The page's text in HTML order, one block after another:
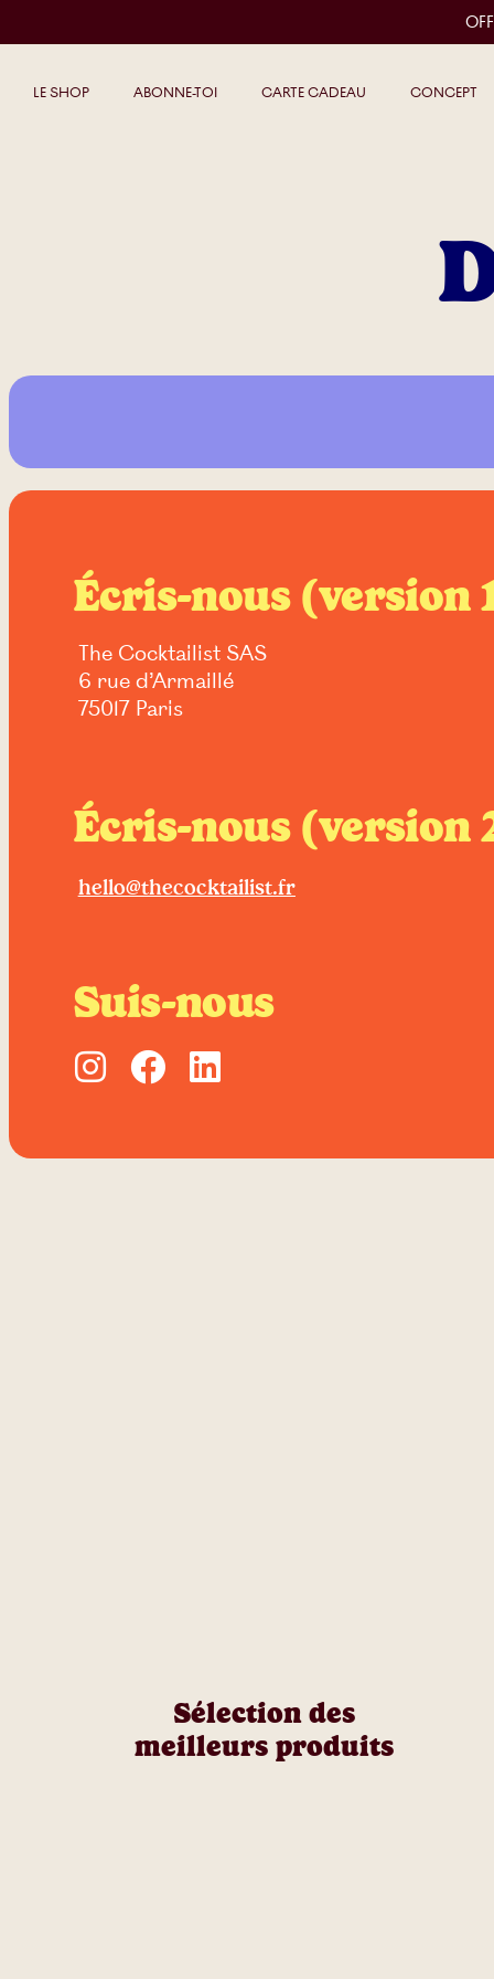
LE SHOP ABONNE-TOI CARTE CADEAU CONCEPT
Écris-nous (version
The Cocktailist SAS
6 rue d’Armaillé
75017 Paris
Écris-nous (version
hello@thecocktailist.fr
Suis-nous
Sélection des
meilleurs produits​